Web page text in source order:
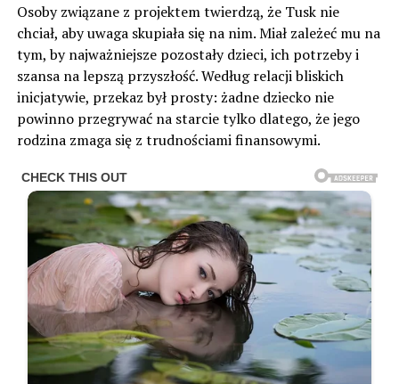
Osoby związane z projektem twierdzą, że Tusk nie
chciał, aby uwaga skupiała się na nim. Miał zależeć mu na
tym, by najważniejsze pozostały dzieci, ich potrzeby i
szansa na lepszą przyszłość. Według relacji bliskich
inicjatywie, przekaz był prosty: żadne dziecko nie
powinno przegrywać na starcie tylko dlatego, że jego
rodzina zmaga się z trudnościami finansowymi.